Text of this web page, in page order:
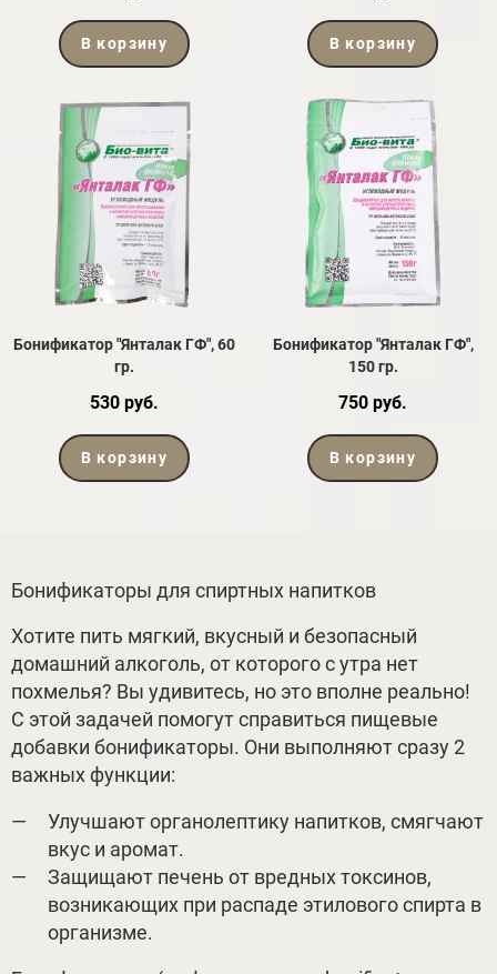
В корзину В корзину
Бонификатор "Янталак ГФ", 60
гр.
530 руб.
В корзину
Бонификатор "Янталак ГФ",
150 гр.
750 руб.
В корзину
Бонификаторы для спиртных напитков
Хотите пить мягкий, вкусный и безопасный
домашний алкоголь, от которого с утра нет
похмелья? Вы удивитесь, но это вполне реально!
С этой задачей помогут справиться пищевые
добавки бонификаторы. Они выполняют сразу 2
важных функции:
Улучшают органолептику напитков, смягчают
вкус и аромат.
Защищают печень от вредных токсинов,
возникающих при распаде этилового спирта в
организме.